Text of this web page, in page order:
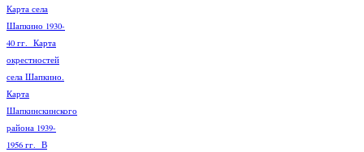
Карта села
Шапкино 1930-
40 гг. Карта
окрестностей
села Шапкино.
Карта
Шапкинскинского
района 1939-
1956 гг. В